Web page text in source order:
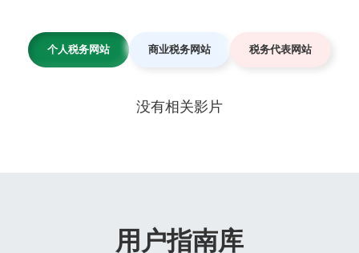
个人税务网站 商业税务网站 税务代表网站
没有相关影片
用户指南库